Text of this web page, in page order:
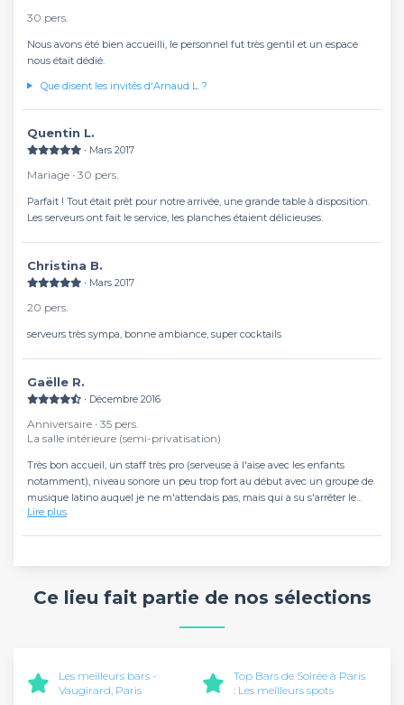
30 pers.
Nous avons été bien accueilli, le personnel fut très gentil et un espace
nous était dédié.
Que disent les invités d'Arnaud L. ?
Quentin L.
∙ Mars 2017
Mariage ∙ 30 pers.
Parfait ! Tout était prêt pour notre arrivée, une grande table à disposition.
Les serveurs ont fait le service, les planches étaient délicieuses.
Christina B.
∙ Mars 2017
20 pers.
serveurs très sympa, bonne ambiance, super cocktails
Gaëlle R.
∙ Décembre 2016
Anniversaire ∙ 35 pers.
La salle intérieure (semi-privatisation)
Très bon accueil, un staff très pro (serveuse à l'aise avec les enfants
notamment), niveau sonore un peu trop fort au début avec un groupe de
musique latino auquel je ne m'attendais pas, mais qui a su s'arrêter le
temps du dîner, pour reprendre de manière plus soft à partir du dessert....
Lire plus
Ce lieu fait partie de nos sélections
Les meilleurs bars -
Vaugirard, Paris
Top Bars de Soirée à Paris
: Les meilleurs spots